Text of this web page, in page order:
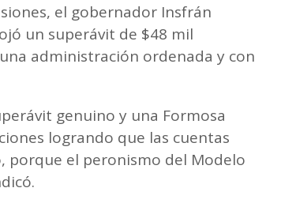
el gobernador Insfrán
un superávit de $48 mil
administración ordenada y con
genuino y una Formosa
logrando que las cuentas
porque el peronismo del Modelo